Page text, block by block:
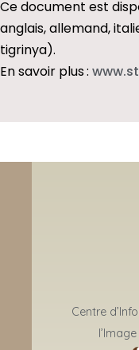
Ce document est
anglais, allemand,
tigrinya).
En savoir plus :
Centre